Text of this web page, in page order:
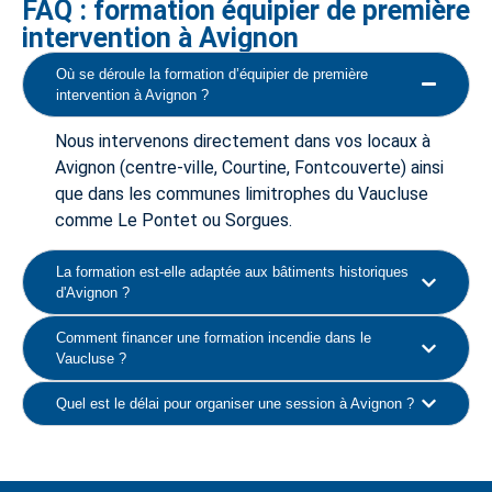
FAQ : formation équipier de première
intervention à Avignon
Où se déroule la formation d’équipier de première
intervention à Avignon ?
Nous intervenons directement dans vos locaux à
Avignon (centre-ville, Courtine, Fontcouverte) ainsi
que dans les communes limitrophes du Vaucluse
comme Le Pontet ou Sorgues.
La formation est-elle adaptée aux bâtiments historiques
d'Avignon ?
Comment financer une formation incendie dans le
Vaucluse ?
Quel est le délai pour organiser une session à Avignon ?